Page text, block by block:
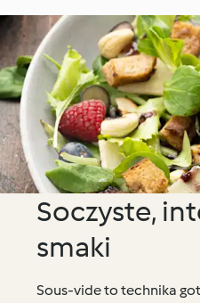
Soczyste,
smaki
Sous-vide to technika